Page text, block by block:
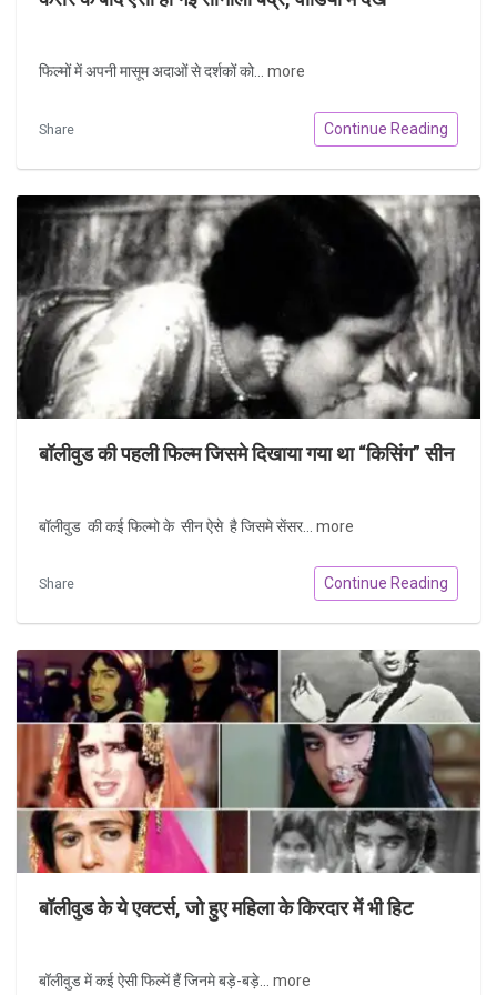
फिल्मों में अपनी मासूम अदाओं से दर्शकों को... more
Share Continue Reading
बॉलीवुड की पहली फिल्म जिसमे दिखाया गया था “किसिंग” सीन
बॉलीवुड की कई फिल्मो के सीन ऐसे है जिसमे सेंसर... more
Share Continue Reading
बॉलीवुड के ये एक्टर्स, जो हुए महिला के किरदार में भी हिट
बॉलीवुड में कई ऐसी फिल्में हैं जिनमे बड़े-बड़े... more